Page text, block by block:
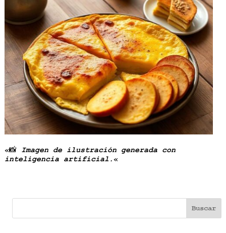
«📸 Imagen de ilustración generada con
inteligencia artificial.«
Buscar